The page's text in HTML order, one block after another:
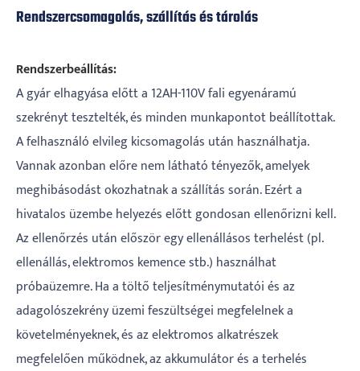
Rendszercsomagolás, szállítás és tárolás
Rendszerbeállítás:
A gyár elhagyása előtt a 12AH-110V fali egyenáramú
szekrényt tesztelték, és minden munkapontot beállítottak.
A felhasználó elvileg kicsomagolás után használhatja.
Vannak azonban előre nem látható tényezők, amelyek
meghibásodást okozhatnak a szállítás során. Ezért a
hivatalos üzembe helyezés előtt gondosan ellenőrizni kell.
Az ellenőrzés után először egy ellenállásos terhelést (pl.
ellenállás, elektromos kemence stb.) használhat
próbaüzemre. Ha a töltő teljesítménymutatói és az
adagolószekrény üzemi feszültségei megfelelnek a
követelményeknek, és az elektromos alkatrészek
megfelelően működnek, az akkumulátor és a terhelés